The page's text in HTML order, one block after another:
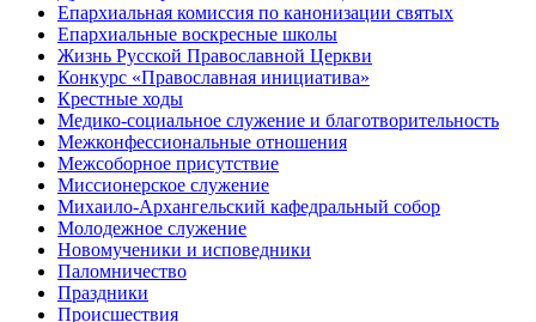
Епархиальная комиссия по канонизации святых
Епархиальные воскресные школы
Жизнь Русской Православной Церкви
Конкурс «Православная инициатива»
Крестные ходы
Медико-социальное служение и благотворительность
Межконфессиональные отношения
Межсоборное присутствие
Миссионерское служение
Михаило-Архангельский кафедральный собор
Молодежное служение
Новомученики и исповедники
Паломничество
Праздники
Происшествия